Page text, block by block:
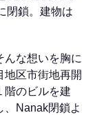
閉鎖。建物は
んな想いを胸に
地区市街地再開
階のビルを建
、Nanak閉鎖よ